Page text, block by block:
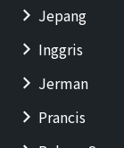
Jepang
Inggris
Jerman
Prancis